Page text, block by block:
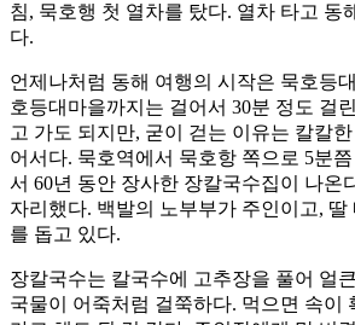
침, 묵호행 첫 열차를 탔다. 열차 타고 동
다.
언제나처럼 동해 여행의 시작은 묵호등
호등대마을까지는 걸어서 30분 정도 걸
고 가도 되지만, 굳이 걷는 이유는 칼칼
어서다. 묵호역에서 묵호항 쪽으로 5분
서 60년 동안 장사한 장칼국수집이 나온
자리했다. 백발의 노부부가 주인이고, 딸
를 돕고 있다.
장칼국수는 칼국수에 고추장을 풀어 얼
국물이 어죽처럼 걸쭉하다. 먹으면 속이